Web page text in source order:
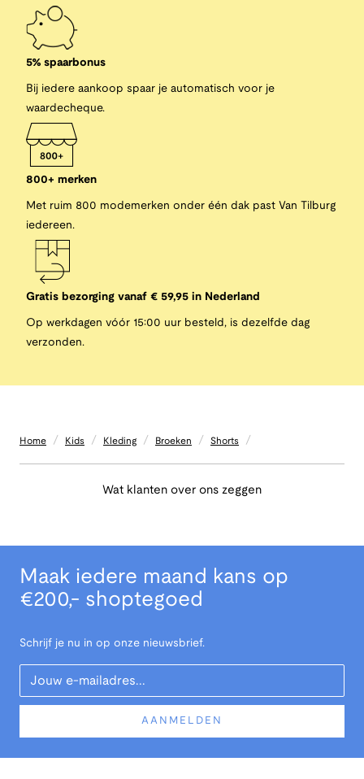
5% spaarbonus
Bij iedere aankoop spaar je automatisch voor je
waardecheque.
800+ merken
Met ruim 800 modemerken onder één dak past Van Tilburg
iedereen.
Gratis bezorging vanaf € 59,95 in Nederland
Op werkdagen vóór 15:00 uur besteld, is dezelfde dag
verzonden.
Home / Kids / Kleding / Broeken / Shorts /
Wat klanten over ons zeggen
Maak iedere maand kans op
€200,- shoptegoed
Schrijf je nu in op onze nieuwsbrief.
Your Email
AANMELDEN